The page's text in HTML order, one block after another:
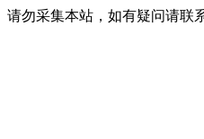
请勿采集本站，如有疑问请联